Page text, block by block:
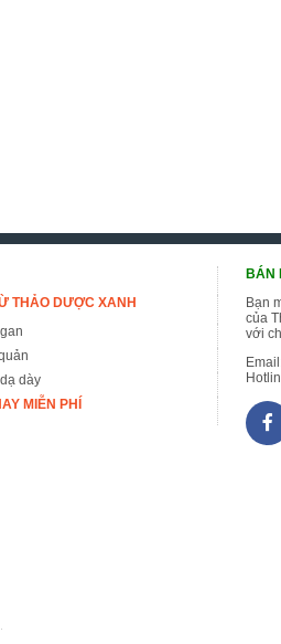
THẢO DƯỢC XANH
dày
MIỄN PHÍ
BÁN
Bạn
của
với